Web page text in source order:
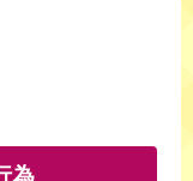
為